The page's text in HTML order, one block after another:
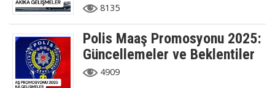
8135
Polis Maaş Promosyonu 2025:
Güncellemeler ve Beklentiler
4909